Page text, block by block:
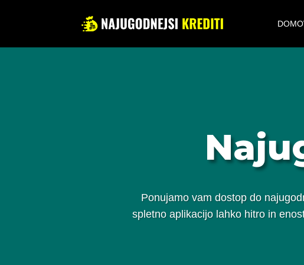
Ponujamo vam dostop do
spletno aplikacijo lahko hitro in